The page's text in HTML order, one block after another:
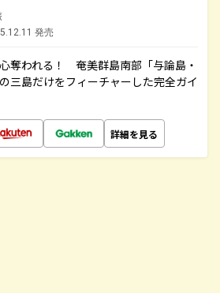
発売
奪われる！ 奄美群島南部「与論島・
三島だけをフィーチャーした完全ガイ
詳細を見る